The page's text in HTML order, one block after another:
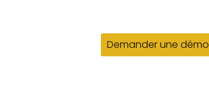
Demander une démo